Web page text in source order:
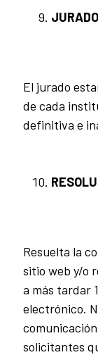
JURADO
El jurado
de cada
definitiva e
Resuelta la
sitio web y/o
a más tardar
electrónico.
solicitantes